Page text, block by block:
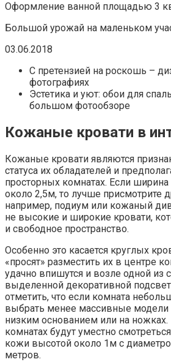
Оформление ванной площадью 3
Большой урожай на маленьком
03.06.2018
С претензией на роскошь –
фотографиях
Эстетика и уют: обои для
большом фотообзоре
Кожаные кровати в
Кожаные кровати являются
статуса их обладателей и
просторных комнатах. Если
около 2,5м, то лучше присмотрите
например, подиум или кожаный
не высокие и широкие кровати,
и свободное пространство.
Особенно это касается круглых
«просят» разместить их в центре
удачно впишутся и возле одной из
выделенной декоративной
отметить, что если комната
выбрать менее массивные модели
низким основанием или на
комнатах будут уместно
кожи высотой около 1м с
метров.